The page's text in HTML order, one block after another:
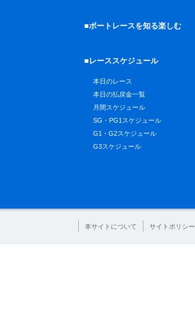
■ボートレースを知る楽しむ
■レーススケジュール
本日のレース
本日の払戻金一覧
月間スケジュール
SG・PG1スケジュール
G1・G2スケジュール
G3スケジュール
本サイトについて サイトポリシー